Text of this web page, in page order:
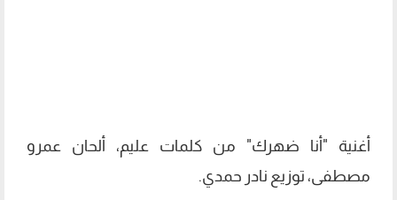
أغنية "أنا ضهرك" من كلمات عليم، ألحان عمرو
مصطفى، توزيع نادر حمدي.